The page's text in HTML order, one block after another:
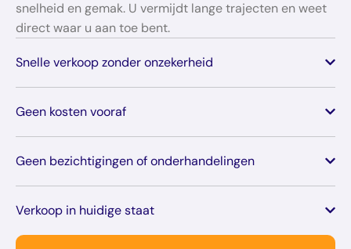
snelheid en gemak. U vermijdt lange trajecten en weet
direct waar u aan toe bent.
Snelle verkoop zonder onzekerheid
Geen kosten vooraf
Geen bezichtigingen of onderhandelingen
Verkoop in huidige staat